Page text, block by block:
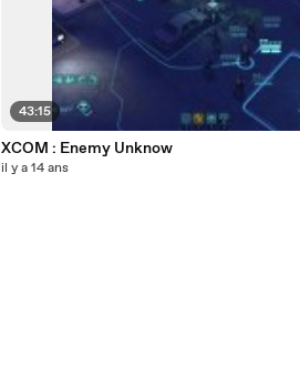
43:15
XCOM : Enemy Unknow
il y a 14 ans